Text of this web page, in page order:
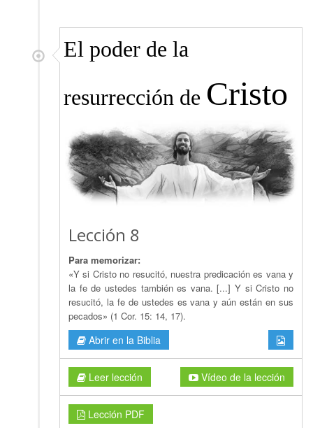
El poder de la
resurrección de Cristo
Lección 8
Para memorizar:
«Y si Cristo no resucitó, nuestra predicación es vana y
la fe de ustedes también es vana. [...] Y si Cristo no
resucitó, la fe de ustedes es vana y aún están en sus
pecados» (1 Cor. 15: 14, 17).
Abrir en la Biblia
Leer lección Vídeo de la lección
Lección PDF